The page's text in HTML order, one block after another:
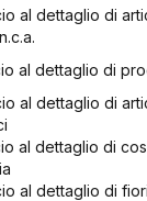
al dettaglio di
al dettaglio di
al dettaglio di
al dettaglio di
al dettaglio di